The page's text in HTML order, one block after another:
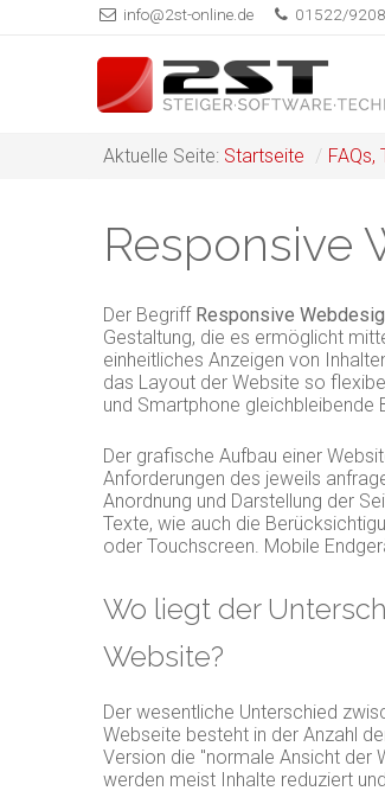
info@2st-online.de 01522/
Aktuelle Seite: Startseite /
Responsive
Der Begriff Responsive
Gestaltung, die es ermöglicht
einheitliches Anzeigen von
das Layout der Website so
und Smartphone gleichbleibende
Der grafische Aufbau einer
Anforderungen des jeweils
Anordnung und Darstellung der
Texte, wie auch die
oder Touchscreen. Mobile
Wo liegt der
Website?
Der wesentliche Unterschied
Webseite besteht in der Anzahl
Version die "normale Ansicht der
werden meist Inhalte reduziert